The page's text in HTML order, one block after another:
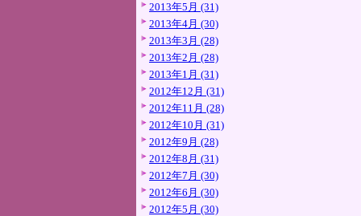
2013年5月 (31)
2013年4月 (30)
2013年3月 (28)
2013年2月 (28)
2013年1月 (31)
2012年12月 (31)
2012年11月 (28)
2012年10月 (31)
2012年9月 (28)
2012年8月 (31)
2012年7月 (30)
2012年6月 (30)
2012年5月 (30)